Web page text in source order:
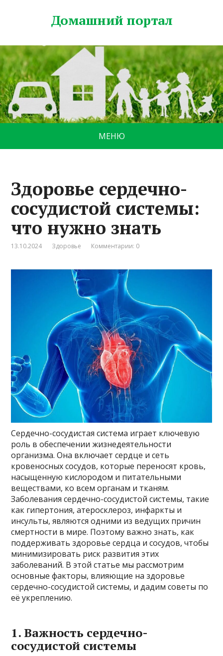
Домашний портал
МЕНЮ
Здоровье сердечно-
сосудистой системы:
что нужно знать
13.10.2024 Здоровье Комментарии: 0
Сердечно-сосудистая система играет ключевую
роль в обеспечении жизнедеятельности
организма. Она включает сердце и сеть
кровеносных сосудов, которые переносят кровь,
насыщенную кислородом и питательными
веществами, ко всем органам и тканям.
Заболевания сердечно-сосудистой системы, такие
как гипертония, атеросклероз, инфаркты и
инсульты, являются одними из ведущих причин
смертности в мире. Поэтому важно знать, как
поддерживать здоровье сердца и сосудов, чтобы
минимизировать риск развития этих
заболеваний. В этой статье мы рассмотрим
основные факторы, влияющие на здоровье
сердечно-сосудистой системы, и дадим советы по
её укреплению.
1. Важность сердечно-
сосудистой системы